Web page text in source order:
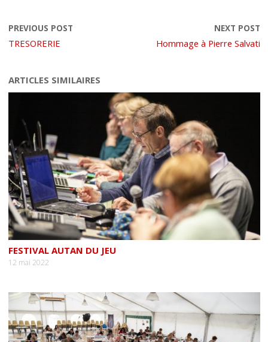
PREVIOUS POST
TRESORERIE
NEXT POST
Hommage à Pierre Salvati
ARTICLES SIMILAIRES
FESTIVAL AUTAN DU JEU
12 mai 2022